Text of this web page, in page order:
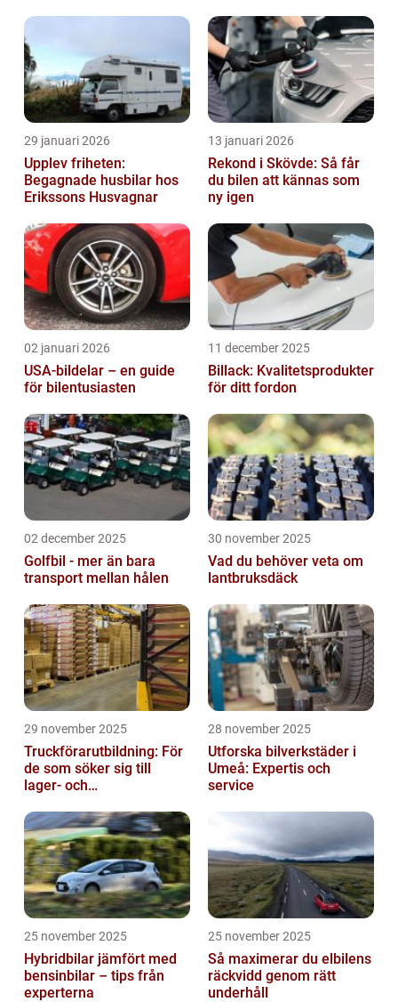
29 januari 2026
Upplev friheten:
Begagnade husbilar hos
Erikssons Husvagnar
13 januari 2026
Rekond i Skövde: Så får
du bilen att kännas som
ny igen
02 januari 2026
USA-bildelar – en guide
för bilentusiasten
11 december 2025
Billack: Kvalitetsprodukter
för ditt fordon
02 december 2025
Golfbil - mer än bara
transport mellan hålen
30 november 2025
Vad du behöver veta om
lantbruksdäck
29 november 2025
Truckförarutbildning: För
de som söker sig till
lager- och
28 november 2025
Utforska bilverkstäder i
Umeå: Expertis och
service
25 november 2025
Hybridbilar jämfört med
bensinbilar – tips från
experterna
25 november 2025
Så maximerar du elbilens
räckvidd genom rätt
underhåll